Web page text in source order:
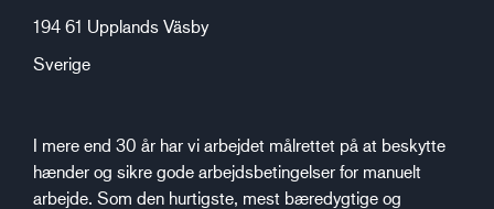
194 61 Upplands Väsby
Sverige
I mere end 30 år har vi arbejdet målrettet på at beskytte
hænder og sikre gode arbejdsbetingelser for manuelt
arbejde. Som den hurtigste, mest bæredygtige og